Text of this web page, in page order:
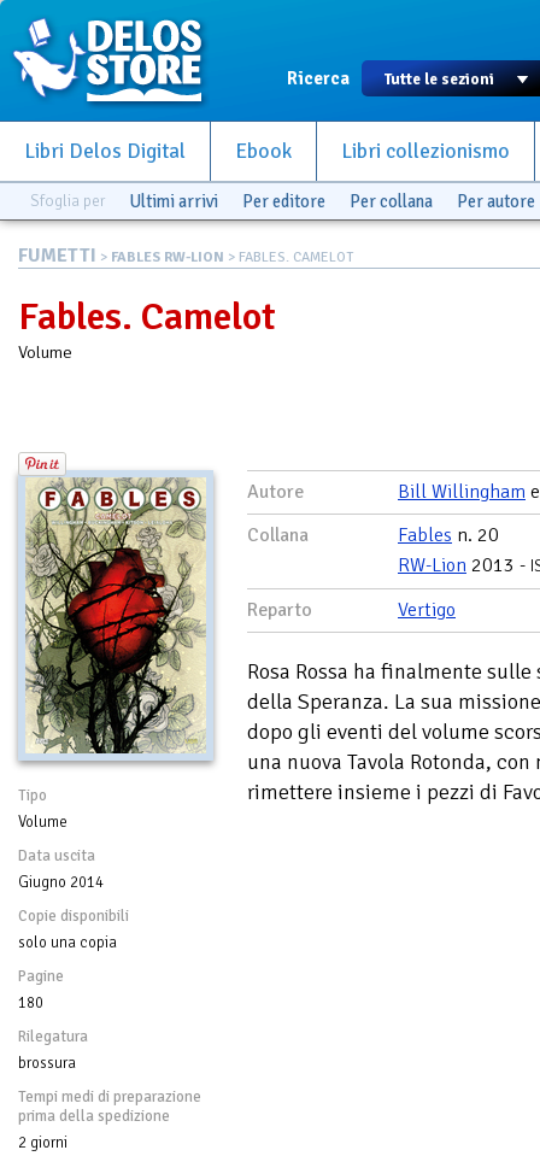
Ricerca
Libri Delos Digital Ebook Libri collezionismo
Sfoglia per Ultimi arrivi Per editore Per collana Per autore
FUMETTI > FABLES RW-LION > FABLES. CAMELOT
Fables. Camelot
Volume
Tipo
Volume
Data uscita
Giugno 2014
Copie disponibili
solo una copia
Pagine
180
Rilegatura
brossura
Tempi medi di preparazione
prima della spedizione
2 giorni
Autore Bill Willingham
Collana
Fables n. 20
RW-Lion 2013 -
Reparto Vertigo
Rosa Rossa ha finalmente
della Speranza. La sua
dopo gli eventi del volume
una nuova Tavola Rotonda,
rimettere insieme i pezzi di